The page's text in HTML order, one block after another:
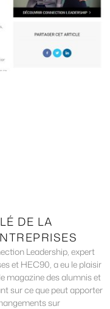
DE LA
Leadership, expert
et HEC90, a eu le plaisir
magazine des alumnis et
sur ce que peut apporter
sur